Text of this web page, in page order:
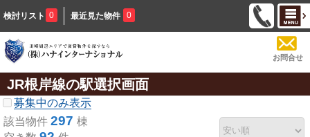
検討リスト 0 最近見た物件 0
お問合せ
JR根岸線の駅選択画面
募集中のみ表示
該当物件 297 棟